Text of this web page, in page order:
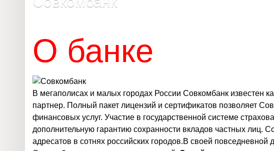
О банке
В мегаполисах и малых городах России Совкомбанк известен
партнер. Полный пакет лицензий и сертификатов позволяет
финансовых услуг. Участие в государственной системе
дополнительную гарантию сохранности вкладов частных лиц.
адресатов в сотнях российских городов.В своей повседневной